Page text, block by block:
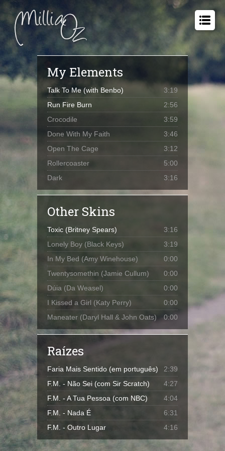
My Elements
Talk To Me (with Benbo)
3:19
Run Fire Burn
2:56
Crocodile
3:59
Done With My Faith
3:46
Open The Cage
3:12
Rollercoaster
5:00
Dark
3:16
Other Skins
Toxic (Britney Spears)
3:16
Lonely Boy (Black Keys)
3:19
In My Bed (Amy Winehouse)
0:00
Twentysomethin (Jamie Cullum)
0:00
Dúia (Da Weasel)
0:00
I Kissed a Girl (Katy Perry)
0:00
Maneater (Daryl Hall & John Oats)
0:00
Raízes
Faria Mais Sentido (em português)
2:39
F.M. - Não Sei (com Sir Scratch)
4:27
F.M. - A Tua Pessoa (com NBC)
4:04
F.M. - Nada É
6:31
F.M. - Outro Lugar
4:16